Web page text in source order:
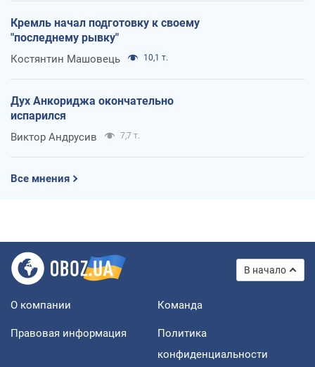
Кремль начал подготовку к своему
"последнему рывку"
Костянтин Машовець 10,1 т.
Дух Анкориджа окончательно
испарился
Виктор Андрусив 7,7 т.
Все мнения
В начало
О компании Команда
Правовая информация
Политика
конфиденциальности